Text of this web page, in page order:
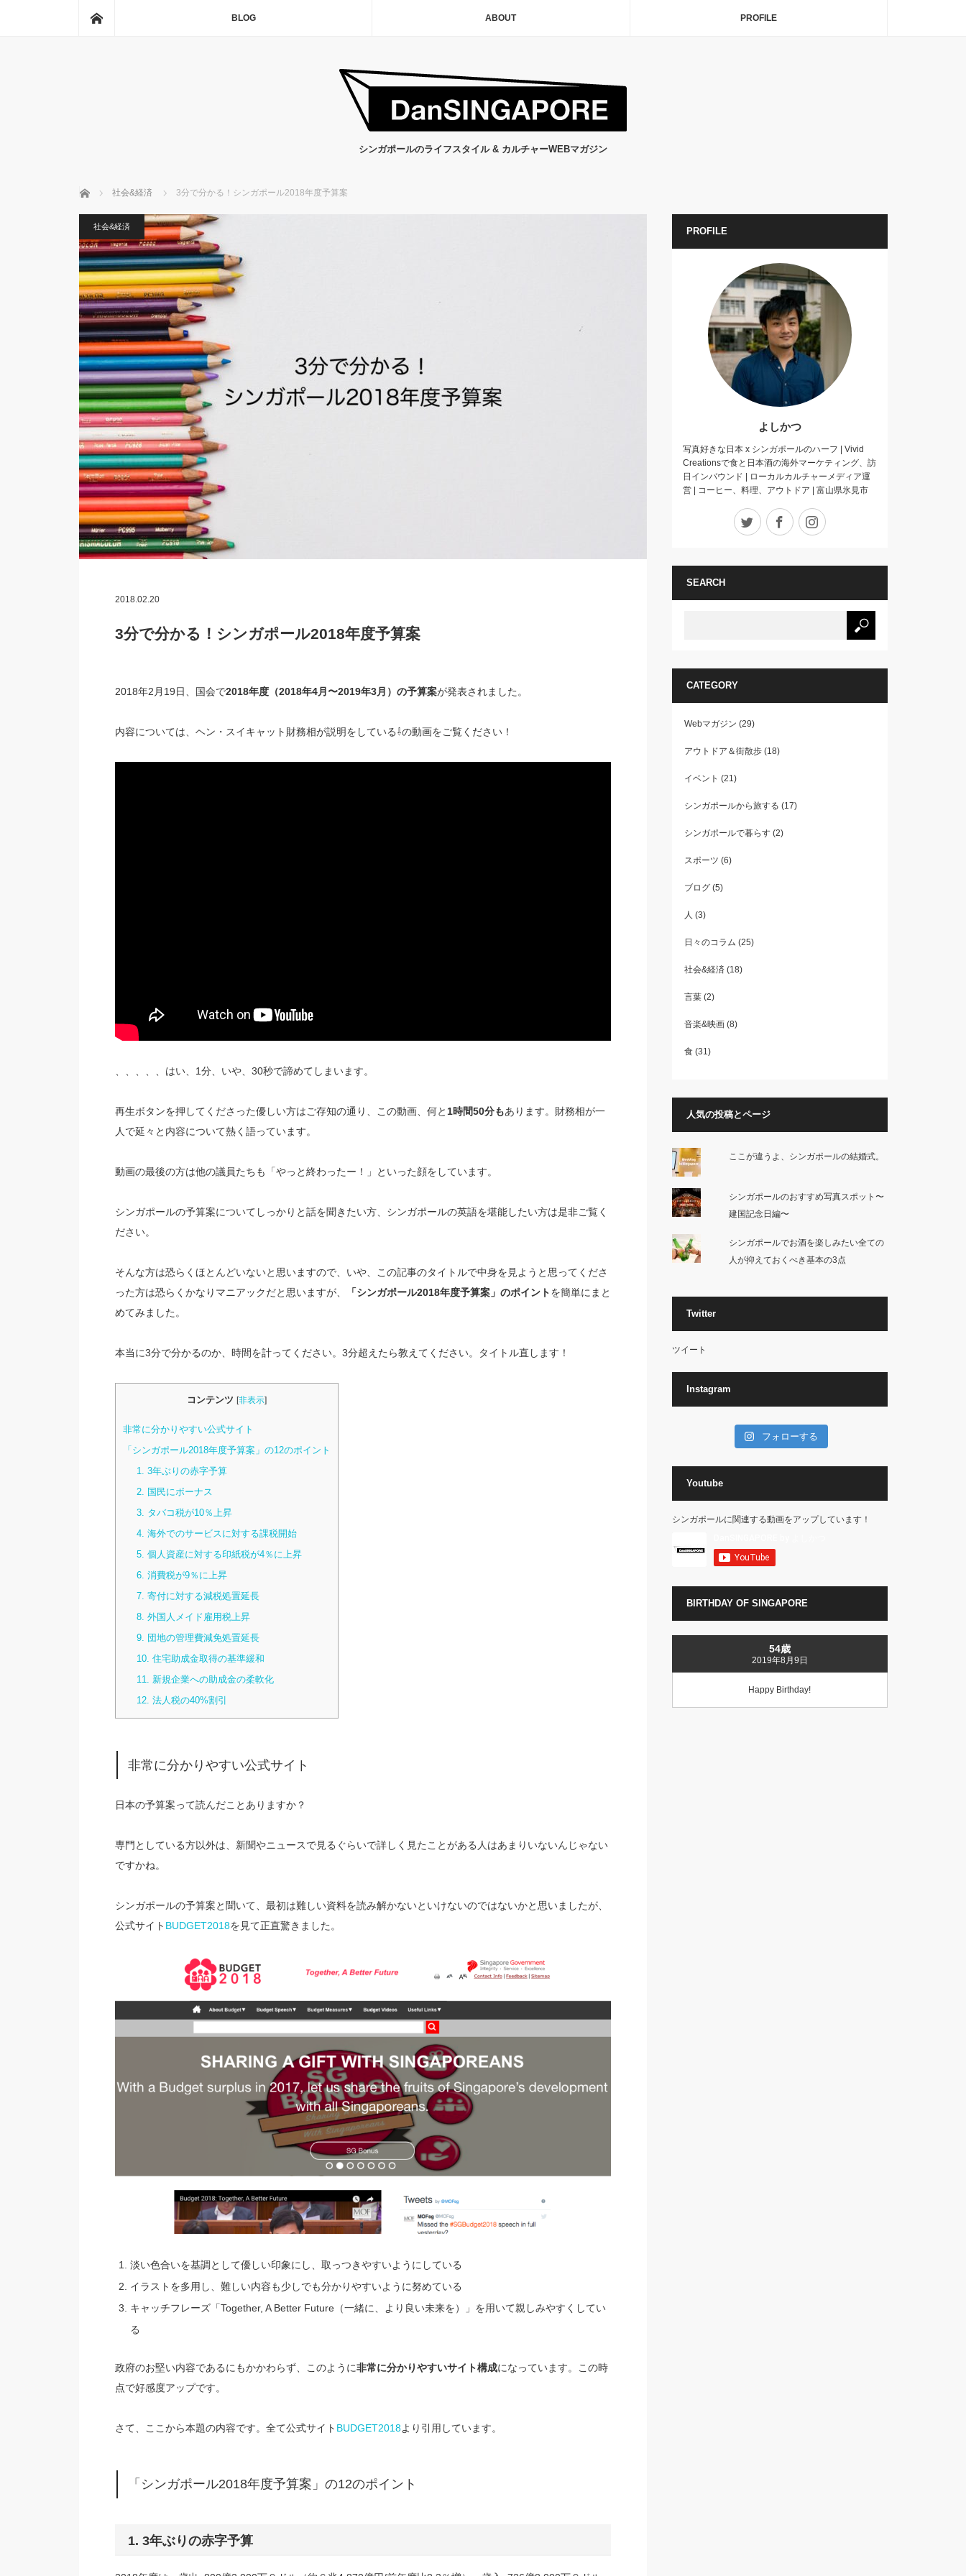
BLOG ABOUT PROFILE
シンガポールのライフスタイル & カルチャーWEBマガジン
ホーム 社会&経済 3分で分かる！シンガポール2018年度予算案
社会&経済
2018.02.20
3分で分かる！シンガポール2018年度予算案
2018年2月19日、国会で2018年度（2018年4月〜2019年3月）の予算案が発表されました。
内容については、ヘン・スイキャット財務相が説明をしている⇩の動画をご覧ください！
、、、、、はい、1分、いや、30秒で諦めてしまいます。
再生ボタンを押してくださった優しい方はご存知の通り、この動画、何と 1時間50分もあります。財務相が一
人で延々と内容について熱く語っています。
動画の最後の方は他の議員たちも「やっと終わったー！」といった顔をしています。
シンガポールの予算案についてしっかりと話を聞きたい方、シンガポールの英語を堪能したい方は是非ご覧く
ださい。
そんな方は恐らくほとんどいないと思いますので、いや、この記事のタイトルで中身を見ようと思ってくださ
った方は恐らくかなりマニアックだと思いますが、
「シンガポール2018年度予算案」のポイントを簡単にまと
めてみました。
本当に3分で分かるのか、時間を計ってください。3分超えたら教えてください。タイトル直します！
コンテンツ [非表示]
非常に分かりやすい公式サイト
「シンガポール2018年度予算案」の12のポイント
1. 3年ぶりの赤字予算
2. 国民にボーナス
3. タバコ税が10％上昇
4. 海外でのサービスに対する課税開始
5. 個人資産に対する印紙税が4％に上昇
6. 消費税が9％に上昇
7. 寄付に対する減税処置延長
8. 外国人メイド雇用税上昇
9. 団地の管理費減免処置延長
10. 住宅助成金取得の基準緩和
11. 新規企業への助成金の柔軟化
12. 法人税の40%割引
非常に分かりやすい公式サイト
日本の予算案って読んだことありますか？
専門としている方以外は、新聞やニュースで見るぐらいで詳しく見たことがある人はあまりいないんじゃない
ですかね。
シンガポールの予算案と聞いて、最初は難しい資料を読み解かないといけないのではないかと思いましたが、
公式サイト BUDGET2018を見て正直驚きました。
淡い色合いを基調として優しい印象にし、取っつきやすいようにしている
イラストを多用し、難しい内容も少しでも分かりやすいように努めている
キャッチフレーズ「Together, A Better Future（一緒に、より良い未来を）」を用いて親しみやすくしてい
る
政府のお堅い内容であるにもかかわらず、このように非常に分かりやすいサイト構成になっています。この時
点で好感度アップです。
さて、ここから本題の内容です。全て公式サイト BUDGET2018より引用しています。
「シンガポール2018年度予算案」の12のポイント
1. 3年ぶりの赤字予算
PROFILE
よしかつ
写真好きな日本 x シンガポールのハーフ | Vivid
Creationsで食と日本酒の海外マーケティング、訪
日インバウンド | ローカルカルチャーメディア運
営 | コーヒー、料理、アウトドア | 富山県氷見市
Twitter Facebook
SEARCH
CATEGORY
Webマガジン (29)
アウトドア＆街散歩(18)
イベント (21)
シンガポールから旅する (17)
シンガポールで暮らす(2)
スポーツ (6)
ブログ(5)
人 (3)
日々のコラム (25)
社会&経済(18)
言葉(2)
音楽&映画(8)
食(31)
人気の投稿とページ
ここが違うよ、シンガポールの結婚式。
シンガポールのおすすめ写真スポット〜
建国記念日編〜
シンガポールでお酒を楽しみたい全ての
人が抑えておくべき基本の3点
Twitter
ツイート
Instagram
フォローする
Youtube
シンガポールに関連する動画をアップしています！
BIRTHDAY OF SINGAPORE
54歳
2019年8月9日
Happy Birthday!